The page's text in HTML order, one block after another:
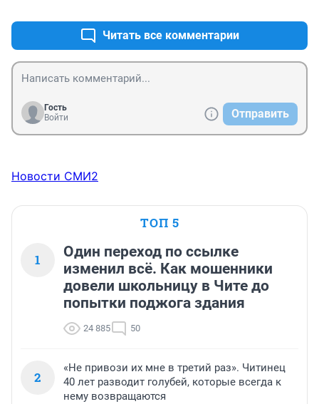
Читать все комментарии
Гость
Войти
Отправить
Новости СМИ2
ТОП 5
1
Один переход по ссылке
изменил всё. Как мошенники
довели школьницу в Чите до
попытки поджога здания
24 885 50
2
«Не привози их мне в третий раз». Читинец
40 лет разводит голубей, которые всегда к
нему возвращаются